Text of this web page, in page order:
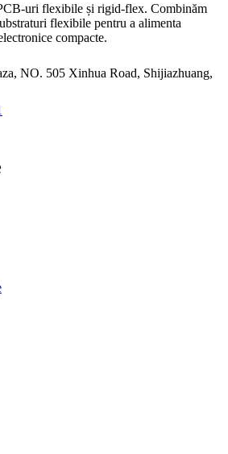
uri flexibile și rigid-flex. Combinăm
flexibile pentru a alimenta
compacte.
NO. 505 Xinhua Road, Shijiazhuang,